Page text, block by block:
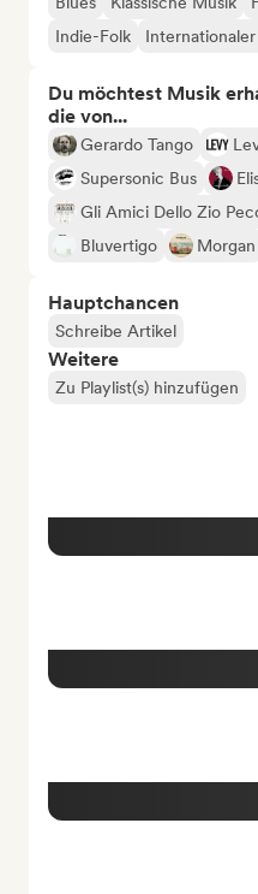
Indie-Folk
Internationaler
Du möchtest Musik
die von...
Gerardo Tango
Supersonic Bus
Gli Amici Dello Zio
Bluvertigo
Morgan
Hauptchancen
Schreibe Artikel
Weitere
Zu Playlist(s) hinzufügen